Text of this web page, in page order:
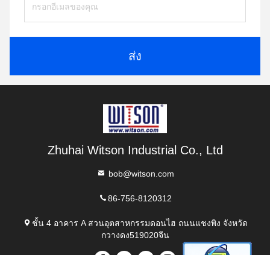
ส่ง
Zhuhai Witson Industrial Co., Ltd
bob@witson.com
86-756-8120312
ชั้น 4 อาคาร A สวนอุตสาหกรรมดอนไฮ ถนนแชงพิง จังหวัด
กวางดง519020จีน